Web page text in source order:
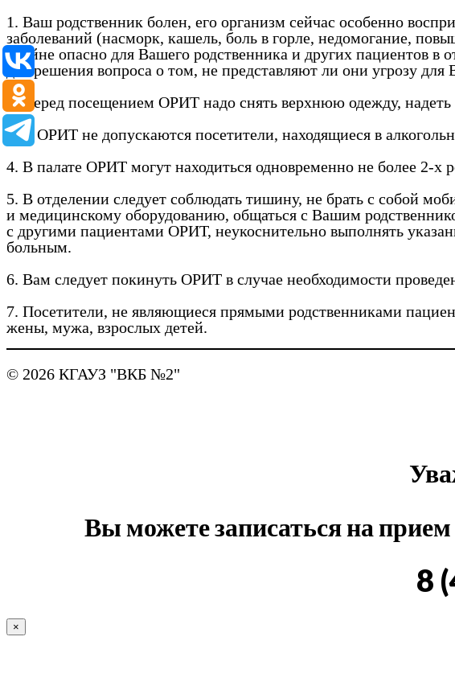
1. Ваш родственник болен, его организм сейчас особенно
заболеваний (насморк, кашель, боль в горле, недомогание,
крайне опасно для Вашего родственника и других пациентов
для решения вопроса о том, не представляют ли они угрозу для
2. Перед посещением ОРИТ надо снять верхнюю одежду,
3. В ОРИТ не допускаются посетители, находящиеся в
4. В палате ОРИТ могут находиться одновременно не более 2-
5. В отделении следует соблюдать тишину, не брать с собой
и медицинскому оборудованию, общаться с Вашим
с другими пациентами ОРИТ, неукоснительно выполнять
больным.
6. Вам следует покинуть ОРИТ в случае необходимости
7. Посетители, не являющиеся прямыми родственниками
жены, мужа, взрослых детей.
© 2026 КГАУЗ "ВКБ №2"
Вы можете записаться на
8
×